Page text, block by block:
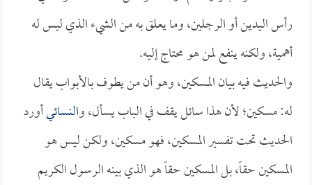
رأس اليدين أو الرجلين، وما يعلق به من الشيء الذي ليس له
أهمية، ولكنه ينفع لمن هو محتاج إليه.
والحديث فيه بيان المسكين، وهو أن من يطوف بالأبواب يقال
له: مسكين؛ لأن هذا سائل يقف في الباب يسأل، والنسائيأورد
الحديث تحت تفسير المسكين، فهو مسكين، ولكن ليس هو
المسكين حقاً، بل المسكين حقاً هو الذي بينه الرسول الكريم